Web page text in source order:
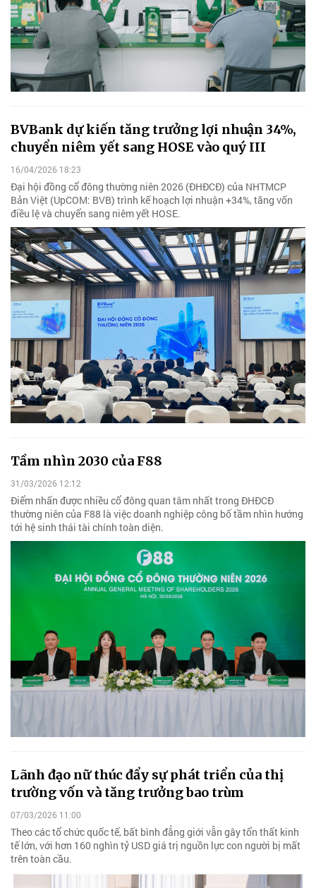
BVBank dự kiến tăng trưởng lợi nhuận 34%,
chuyển niêm yết sang HOSE vào quý III
16/04/2026 18:23
Đại hội đồng cổ đông thường niên 2026 (ĐHĐCĐ) của NHTMCP
Bản Việt (UpCOM: BVB) trình kế hoạch lợi nhuận +34%, tăng vốn
điều lệ và chuyển sang niêm yết HOSE.
Tầm nhìn 2030 của F88
31/03/2026 12:12
Điểm nhấn được nhiều cổ đông quan tâm nhất trong ĐHĐCĐ
thường niên của F88 là việc doanh nghiệp công bố tầm nhìn hướng
tới hệ sinh thái tài chính toàn diện.
Lãnh đạo nữ thúc đẩy sự phát triển của thị
trường vốn và tăng trưởng bao trùm
07/03/2026 11:00
Theo các tổ chức quốc tế, bất bình đẳng giới vẫn gây tổn thất kinh
tế lớn, với hơn 160 nghìn tỷ USD giá trị nguồn lực con người bị mất
trên toàn cầu.